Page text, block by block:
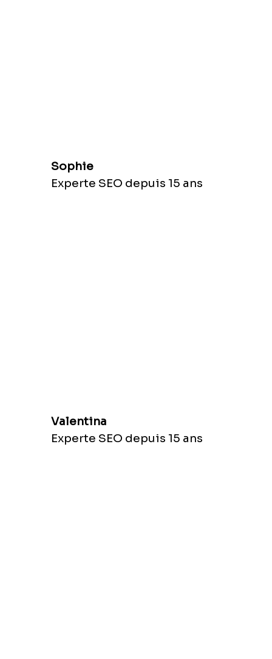
Sophie
Experte SEO depuis 15 ans
Valentina
Experte SEO depuis 15 ans